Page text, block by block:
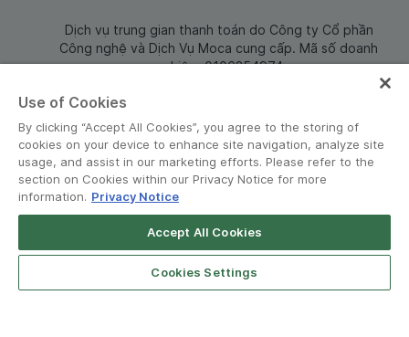
Dịch vụ trung gian thanh toán do Công ty Cổ phần
Công nghệ và Dịch Vụ Moca cung cấp. Mã số doanh
nghiệp: 0106254974
© Grab 2010 - 2026
Grab for Android
Open App
Use of Cookies
By clicking “Accept All Cookies”, you agree to the storing of
cookies on your device to enhance site navigation, analyze site
usage, and assist in our marketing efforts. Please refer to the
section on Cookies within our Privacy Notice for more
information. Privacy Notice
Accept All Cookies
Cookies Settings